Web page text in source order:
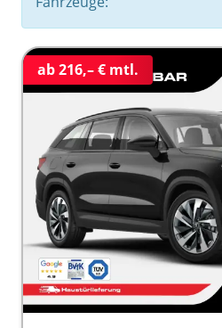
ab 216,– € mtl.